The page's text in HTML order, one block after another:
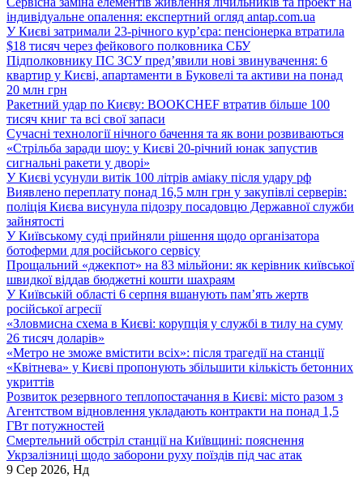
індивідуальне опалення: експертний огляд antap.com.ua
У Києві затримали 23-річного кур’єра: пенсіонерка втратила
$18 тисяч через фейкового полковника СБУ
Підполковнику ПС ЗСУ пред’явили нові звинувачення: 6
квартир у Києві, апартаменти в Буковелі та активи на понад
20 млн грн
Ракетний удар по Києву: BOOKCHEF втратив більше 100
тисяч книг та всі свої запаси
Сучасні технології нічного бачення та як вони розвиваються
«Стрільба заради шоу: у Києві 20-річний юнак запустив
сигнальні ракети у дворі»
У Києві усунули витік 100 літрів аміаку після удару рф
Виявлено переплату понад 16,5 млн грн у закупівлі серверів:
поліція Києва висунула підозру посадовцю Державної служби
зайнятості
У Київському суді прийняли рішення щодо організатора
ботоферми для російського сервісу
Прощальний «джекпот» на 83 мільйони: як керівник київської
швидкої віддав бюджетні кошти шахраям
У Київській області 6 серпня вшанують пам’ять жертв
російської агресії
«Зловмисна схема в Києві: корупція у службі в тилу на суму
26 тисяч доларів»
«Метро не зможе вмістити всіх»: після трагедії на станції
«Квітнева» у Києві пропонують збільшити кількість бетонних
укриттів
Розвиток резервного теплопостачання в Києві: місто разом з
Агентством відновлення укладають контракти на понад 1,5
ГВт потужностей
Смертельний обстріл станції на Київщині: пояснення
Укрзалізниці щодо заборони руху поїздів під час атак
9 Сер 2026, Нд